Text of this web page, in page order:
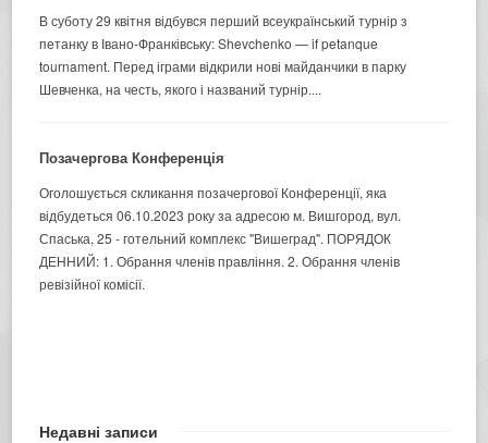
В суботу 29 квітня відбувся перший всеукраїнський турнір з
петанку в Івано-Франківську: Shevchenko — if petanque
tournament. Перед іграми відкрили нові майданчики в парку
Шевченка, на честь, якого і названий турнір....
Позачергова Конференція
Оголошується скликання позачергової Конференції, яка
відбудеться 06.10.2023 року за адресою м. Вишгород, вул.
Спаська, 25 - готельний комплекс "Вишеград". ПОРЯДОК
ДЕННИЙ: 1. Обрання членів правління. 2. Обрання членів
ревізійної комісії.
Недавні записи